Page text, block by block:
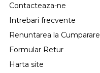
Contacteaza-ne
Intrebari frecvente
Renuntarea la Cumparare
Formular Retur
Harta site